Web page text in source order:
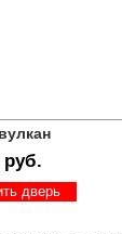
руб.
дверь